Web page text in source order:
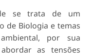
se trata de um
de Biologia e temas
por sua
as tensões